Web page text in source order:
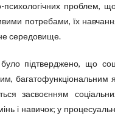
психологічних проблем,
потребами, їх
середовище.
підтверджено, що
багатофункціональним
засвоєнням
і навичок; у